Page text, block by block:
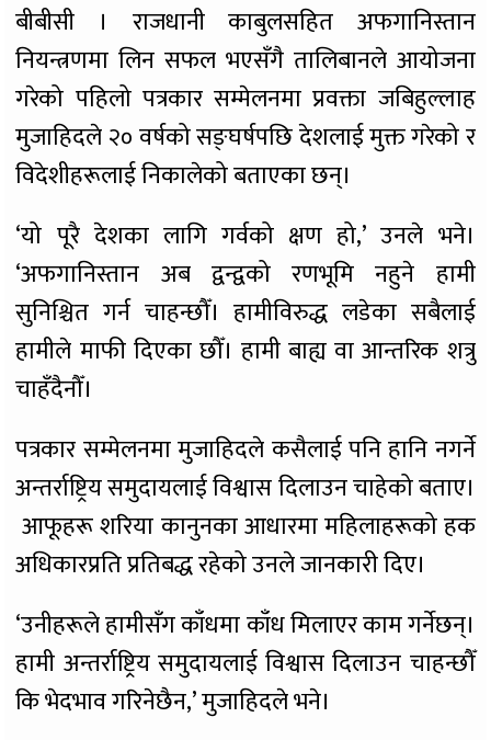
बीबीसी । राजधानी काबुलसहित अफगानिस्तान
नियन्त्रणमा लिन सफल भएसँगै तालिबानले आयोजना
गरेको पहिलो पत्रकार सम्मेलनमा प्रवक्ता जबिहुल्लाह
मुजाहिदले २० वर्षको सङ्घर्षपछि देशलाई मुक्त गरेको र
विदेशीहरूलाई निकालेको बताएका छन्।
‘यो पूरै देशका लागि गर्वको क्षण हो,’ उनले भने।
‘अफगानिस्तान अब द्वन्द्वको रणभूमि नहुने हामी
सुनिश्चित गर्न चाहन्छौँ। हामीविरुद्ध लडेका सबैलाई
हामीले माफी दिएका छौँ। हामी बाह्य वा आन्तरिक शत्रु
चाहँदैनौँ।
पत्रकार सम्मेलनमा मुजाहिदले कसैलाई पनि हानि नगर्ने
अन्तर्राष्ट्रिय समुदायलाई विश्वास दिलाउन चाहेको बताए।
आफूहरू शरिया कानुनका आधारमा महिलाहरूको हक
अधिकारप्रति प्रतिबद्ध रहेको उनले जानकारी दिए।
‘उनीहरूले हामीसँग काँधमा काँध मिलाएर काम गर्नेछन्।
हामी अन्तर्राष्ट्रिय समुदायलाई विश्वास दिलाउन चाहन्छौँ
कि भेदभाव गरिनेछैन,’ मुजाहिदले भने।